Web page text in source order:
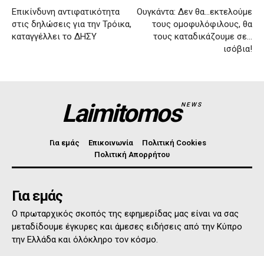
Επικίνδυνη αντιφατικότητα
στις δηλώσεις για την Τρόικα,
καταγγέλλει το ΔΗΣΥ
Ουγκάντα: Δεν θα…εκτελούμε
τους ομοφυλόφιλους, θα
τους καταδικάζουμε σε…
ισόβια!
LaimitomosNEWS
Για εμάς Επικοινωνία
Πολιτική Cookies
Πολιτική Απορρήτου
Για εμάς
Ο πρωταρχικός σκοπός της εφημερίδας μας είναι να σας
μεταδίδουμε έγκυρες και άμεσες ειδήσεις από την Κύπρο
την Ελλάδα και όλόκληρο τον κόσμο.